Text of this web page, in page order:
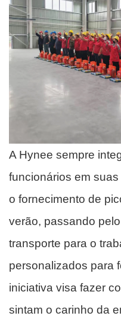
A Hynee sempre
funcionários em
o fornecimento de
verão, passando
transporte para o
personalizados para
iniciativa visa fazer
sintam o carinho da